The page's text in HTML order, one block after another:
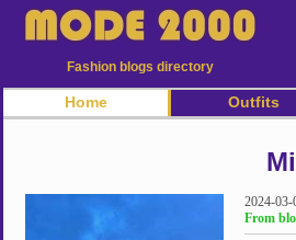
Fashion blogs directory
Home Outfits
2024-03-
From